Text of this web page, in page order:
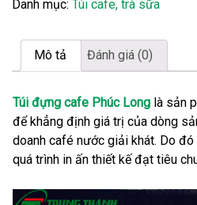
Danh mục: Túi cafe, trà sữa
Mô tả Đánh giá (0)
Túi đựng cafe Phúc Long là sản
để khẳng định giá trị của dòng
doanh café nước giải khát. Do
quá trình in ấn thiết kế đạt tiêu